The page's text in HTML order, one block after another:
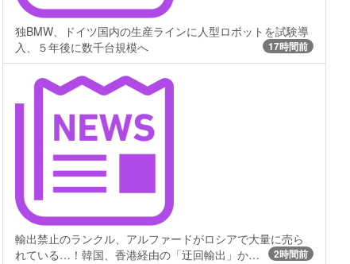
独BMW、ドイツ国内の生産ラインに人型ロボットを試験導
入、５年後に数千台規模へ
17時間前
輸出禁止のランクル、アルファードがロシアで大量に売ら
れている…！韓国、香港経由の「迂回輸出」か…
2時間前